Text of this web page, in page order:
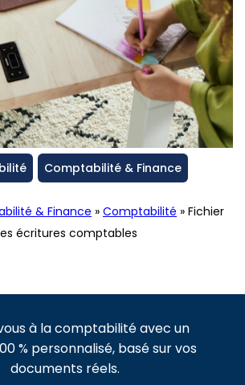
Comptabilité & Finance
& Finance » Comptabilité » Fichier
écritures comptables
à la comptabilité avec un
% personnalisé, basé sur vos
documents réels.